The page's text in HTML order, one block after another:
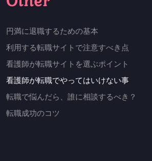
円満に退職するための基本
利用する転職サイトで注意すべき点
看護師が転職サイトを選ぶポイント
看護師が転職でやってはいけない事
転職で悩んだら、誰に相談するべき？
転職成功のコツ